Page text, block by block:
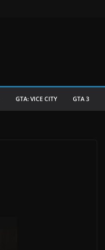
GTA: VICE CITY GTA 3